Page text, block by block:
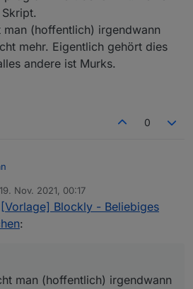
auch schon geärgert, dass das
abgebildet ist, insb. da
das als Boardmittel mitbringt (wie
jede Programmiersprache).
(hoffentlich) irgendwann
mehr. Eigentlich gehört dies
andere ist Murks.
0
gesagt finde es ja cool das man es
Blockly programmiert bekommt.
Hut ab für das Skript.
dies Funktion ins Blockly, alles
19. Nov. 2021, 00:17
von
[Vorlage] Blockly - Beliebiges
:
man (hoffentlich) irgendwann